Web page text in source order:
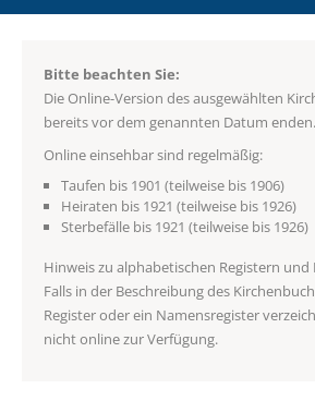
Bitte beachten Sie:
Die Online-Version des ausgewählten
bereits vor dem genannten Datum enden.
Online einsehbar sind regelmäßig:
Taufen bis 1901 (teilweise bis 1906)
Heiraten bis 1921 (teilweise bis 1926)
Sterbefälle bis 1921 (teilweise bis 1926)
Hinweis zu alphabetischen Registern
Falls in der Beschreibung des
Register oder ein Namensregister
nicht online zur Verfügung.